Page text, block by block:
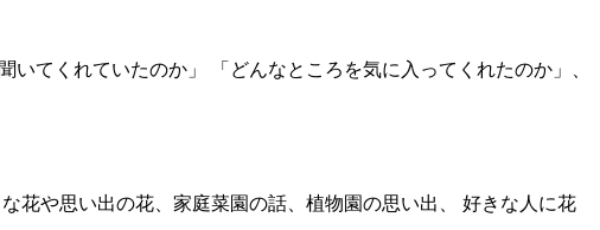
てくれていたのか」 「どんなところを気に入ってくれたのか」、
花や思い出の花、家庭菜園の話、植物園の思い出、 好きな人に花